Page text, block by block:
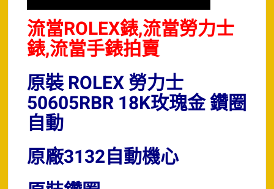
流當ROLEX錶,流當勞力士
錶,流當手錶拍賣
原裝 ROLEX 勞力士
50605RBR 18K玫瑰金 鑽圈
自動
原廠3132自動機心